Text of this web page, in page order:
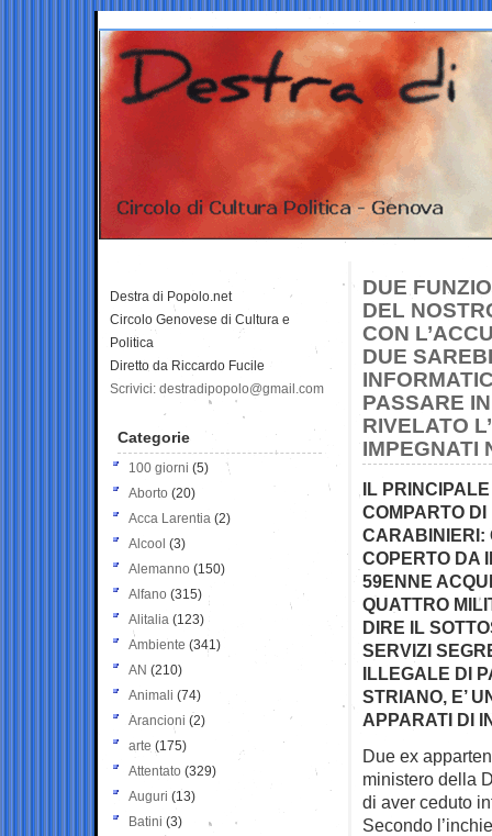
DUE
DEL
CON
DUE
PASSARE
RIVELATO
IMPEGNATI
IL
COMPARTO
CARABINIERI:
COPERTO DA
59ENNE
QUATTRO
DIRE IL
SERVIZI
ILLEGALE DI
STRIANO, E’
APPARATI DI
Due ex
ministero della
di aver ceduto
Secondo
Destra di Popolo.net
Circolo Genovese di Cultura e
Politica
Diretto da Riccardo Fucile
Scrivici: destradipopolo@gmail.com
Categorie
100 giorni (5)
Aborto (20)
Acca Larentia (2)
Alcool (3)
Alemanno (150)
Alfano (315)
Alitalia (123)
Ambiente (341)
AN (210)
Animali (74)
Arancioni (2)
arte (175)
Attentato (329)
Auguri (13)
Batini (3)